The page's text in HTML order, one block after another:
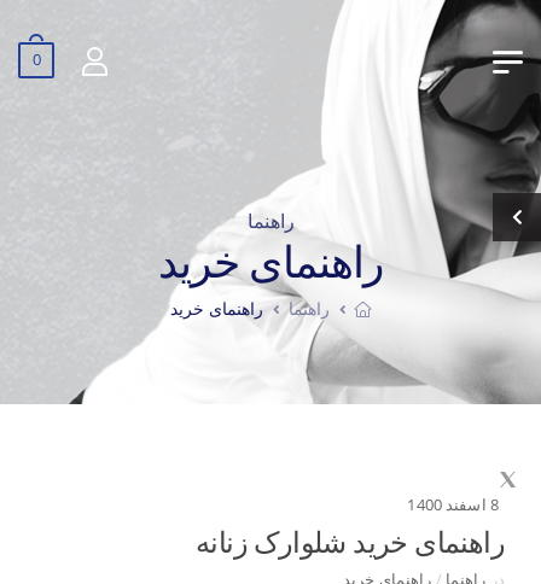
0
راهنما
راهنمای خرید
راهنما راهنمای خرید
8 اسفند 1400
راهنمای خرید شلوارک زنانه
در راهنما / راهنمای خرید